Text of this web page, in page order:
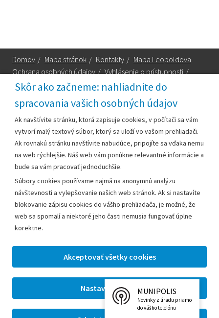
Skôr ako začneme: nahliadnite do
spracovania vašich osobných údajov
Ak navštívite stránku, ktorá zapisuje cookies, v počítači sa vám
vytvorí malý textový súbor, ktorý sa uloží vo vašom prehliadači.
Ak rovnakú stránku navštívite nabudúce, pripojíte sa vďaka nemu
na web rýchlejšie. Náš web vám ponúkne relevantné informácie a
bude sa vám pracovať jednoduchšie.
Súbory cookies používame najmä na anonymnú analýzu
návštevnosti a vylepšovanie našich web stránok. Ak si nastavíte
blokovanie zápisu cookies do vášho prehliadača, je možné, že
web sa spomalí a niektoré jeho časti nemusia fungovať úplne
korektne.
Domov / Mapa stránok / Kontakty / Mapa Leopoldova
Ochrana osobných údajov / Vyhlásenie o prístupnosti /
Technická podpora
Mestský úrad Leopoldov
Hlohovská cesta 1818/2A
920 41 Leopoldov
Kontakt:
Telefón:+42133/285 27 11
Email:
mesto@leopoldov.sk
primatorka@leopoldov.sk
Webmaster:webmaster@leopoldov.sk
2026 © Mestský úrad Leopoldov |
Nastavenia cookies
Tvorba web stránok aredakčný systém od firmy AlejTech,
MUNIPOLIS
Novinky z úradu priamo
do vášho telefónu